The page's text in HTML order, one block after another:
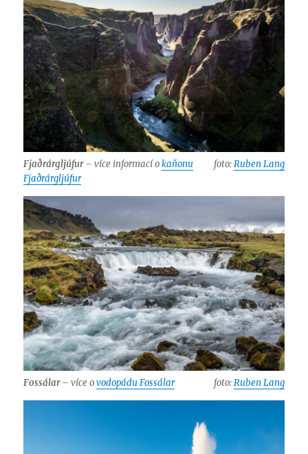
Fjaðrárgljúfur– více informací okaňonu
Fjaðrárgljúfur
foto:Ruben Lang
Fossálar– více ovodopádu Fossálar foto:Ruben Lang